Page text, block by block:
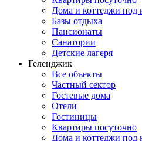
Дома и коттеджи под
Базы отдыха
Пансионаты
Санатории
Детские лагеря
Геленджик
Все объекты
Частный сектор
Гостевые дома
Отели
Гостиницы
Квартиры посуточно
Дома и коттеджи под